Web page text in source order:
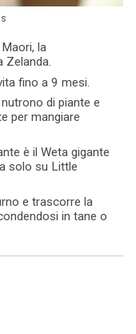
la
Zelanda.
fino a 9 mesi.
di piante e
per mangiare
è il Weta gigante
solo su Little
e trascorre la
in tane o